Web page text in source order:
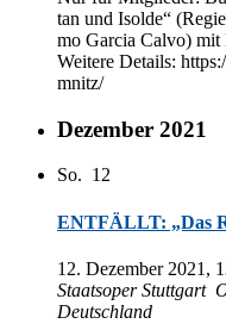
tan und Isol­de“
mo Gar­cia Cal­vo) mit
Wei­te­re De­tails:
m​n​i​tz/
Dezember 2021
So. 12
ENTFÄLLT: „Das
12. De­zem­ber 2021,
Staats­oper Stuttgart
Deutschland